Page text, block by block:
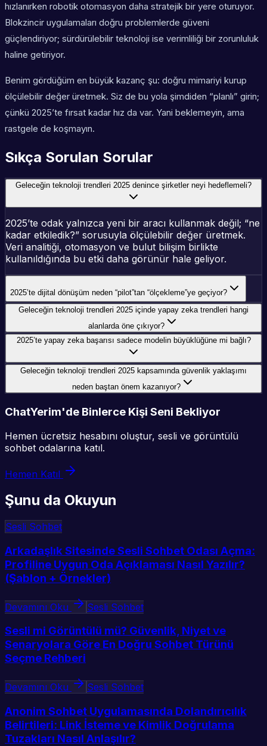
hızlanırken robotik otomasyon daha stratejik bir yere oturuyor.
Blokzincir uygulamaları doğru problemlerde güveni
güçlendiriyor; sürdürülebilir teknoloji ise verimliliği bir zorunluluk
haline getiriyor.
Benim gördüğüm en büyük kazanç şu: doğru mimariyi kurup
ölçülebilir değer üretmek. Siz de bu yola şimdiden “planlı” girin;
çünkü 2025’te fırsat kadar hız da var. Yani beklemeyin, ama
rastgele de koşmayın.
Sıkça Sorulan Sorular
Geleceğin teknoloji trendleri 2025 denince şirketler neyi hedeflemeli?
2025’te odak yalnızca yeni bir aracı kullanmak değil; “ne
kadar etkiledik?” sorusuyla ölçülebilir değer üretmek.
Veri analitiği, otomasyon ve bulut bilişim birlikte
kullanıldığında bu etki daha görünür hale geliyor.
2025’te dijital dönüşüm neden “pilot”tan “ölçekleme”ye geçiyor?
Geleceğin teknoloji trendleri 2025 içinde yapay zeka trendleri hangi
alanlarda öne çıkıyor?
2025’te yapay zeka başarısı sadece modelin büyüklüğüne mi bağlı?
Geleceğin teknoloji trendleri 2025 kapsamında güvenlik yaklaşımı
neden baştan önem kazanıyor?
ChatYerim'de Binlerce Kişi Seni Bekliyor
Hemen ücretsiz hesabını oluştur, sesli ve görüntülü
sohbet odalarına katıl.
Hemen Katıl
Şunu da Okuyun
Sesli Sohbet
Arkadaşlık Sitesinde Sesli Sohbet Odası Açma:
Profiline Uygun Oda Açıklaması Nasıl Yazılır?
(Şablon + Örnekler)
Devamını Oku Sesli Sohbet
Sesli mi Görüntülü mü? Güvenlik, Niyet ve
Senaryolara Göre En Doğru Sohbet Türünü
Seçme Rehberi
Devamını Oku Sesli Sohbet
Anonim Sohbet Uygulamasında Dolandırıcılık
Belirtileri: Link İsteme ve Kimlik Doğrulama
Tuzakları Nasıl Anlaşılır?